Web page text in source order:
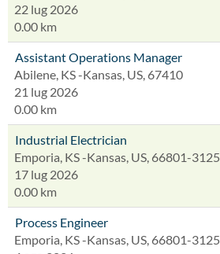
22 lug 2026
0.00 km
Assistant Operations Manager
Abilene, KS -Kansas, US, 67410
21 lug 2026
0.00 km
Industrial Electrician
Emporia, KS -Kansas, US, 66801-3125
17 lug 2026
0.00 km
Process Engineer
Emporia, KS -Kansas, US, 66801-3125